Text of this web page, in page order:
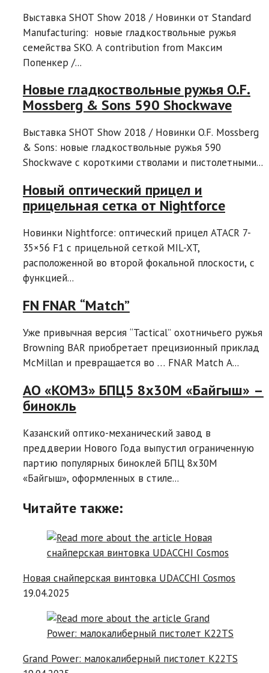
Выставка SHOT Show 2018 / Новинки от Standard
Manufacturing: новые гладкоствольные ружья
семейства SKO. A contribution from Максим
Попенкер /...
Новые гладкоствольные ружья O.F.
Mossberg & Sons 590 Shockwave
Выставка SHOT Show 2018 / Новинки O.F. Mossberg
& Sons: новые гладкоствольные ружья 590
Shockwave с короткими стволами и пистолетными...
Новый оптический прицел и
прицельная сетка от Nightforce
Новинки Nightforce: оптический прицел ATACR 7-
35×56 F1 с прицельной сеткой MIL-XT,
расположенной во второй фокальной плоскости, с
функцией...
FN FNAR “Match”
Уже привычная версия “Tactical” охотничьего ружья
Browning BAR приобретает прецизионный приклад
McMillan и превращается во … FNAR Match A...
АО «КОМЗ» БПЦ5 8х30М «Байгыш» –
бинокль
Казанский оптико-механический завод в
преддверии Нового Года выпустил ограниченную
партию популярных биноклей БПЦ 8х30М
«Байгыш», оформленных в стиле...
Читайте также:
Новая снайперская винтовка UDACCHI Cosmos
19.04.2025
Grand Power: малокалиберный пистолет K22TS